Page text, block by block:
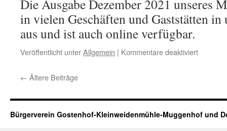
Die Ausgabe Dezember 2021 unseres
in vielen Geschäften und Gaststätten in
aus und ist auch online verfügbar.
Veröffentlicht unterAllgemein | Kommentare deaktiviertfür
ist
da
← Ältere Beiträge
Bürgerverein Gostenhof-Kleinweidenmühle-Muggenhof und